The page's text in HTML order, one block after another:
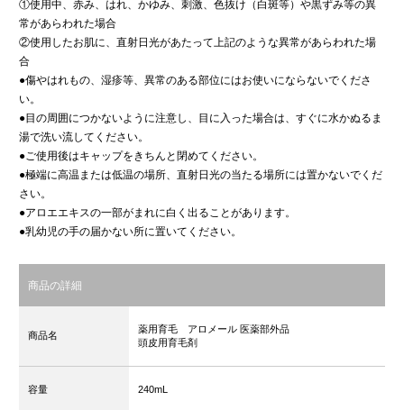
①使用中、赤み、はれ、かゆみ、刺激、色抜け（白斑等）や黒ずみ等の異
常があらわれた場合
②使用したお肌に、直射日光があたって上記のような異常があらわれた場
合
●傷やはれもの、湿疹等、異常のある部位にはお使いにならないでくださ
い。
●目の周囲につかないように注意し、目に入った場合は、すぐに水かぬるま
湯で洗い流してください。
●ご使用後はキャップをきちんと閉めてください。
●極端に高温または低温の場所、直射日光の当たる場所には置かないでくだ
さい。
●アロエエキスの一部がまれに白く出ることがあります。
●乳幼児の手の届かない所に置いてください。
商品の詳細
商品名
薬用育毛 アロメール 医薬部外品
頭皮用育毛剤
容量 240mL